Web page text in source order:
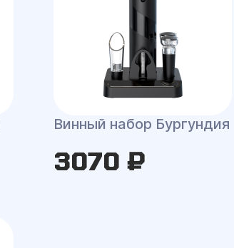
Винный набор Бургундия
3070 ₽